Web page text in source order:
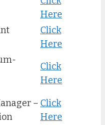
Here
Click
Here
Click
Here
– Click
Here